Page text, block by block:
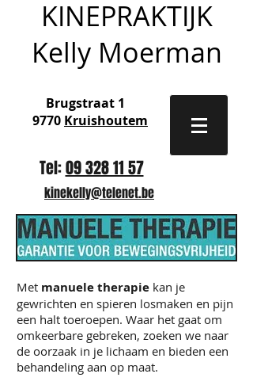
KINEPRAKTIJK
Kelly Moerman
Brugstraat 1
9770 Kruishoutem
Tel:09 328 11 57
kinekelly@telenet.be
Met manuele therapie kan je
gewrichten en spieren losmaken en pijn
een halt toeroepen. Waar het gaat om
omkeerbare gebreken, zoeken we naar
de oorzaak in je lichaam en bieden een
behandeling aan op maat.